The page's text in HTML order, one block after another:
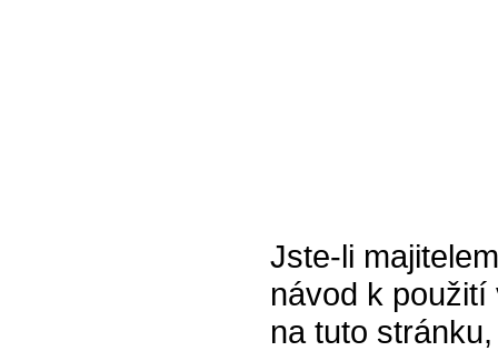
Jste-li
návod k
na tuto